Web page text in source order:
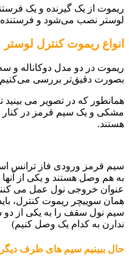
ریموت از یک گیرنده و یک
لوستر نصب می‌شود و
انواع ریموت کنترل لوستر
ریموت در دو مدل دوکاناله و سه
بصورت دقیق‌تر بررسی
همانطور که در تصویر می
مشکی و یک سیم قرمز در
هستند.
سیم قرمز ورودی فاز ترانس
به هم وصل هستند و یکی از
عنوان خروجی نول عمل می
همان سوییچر ریموت کنترل،
سیم نول سقف را به یکی از
ندارن به کدام یک وصل کنیم)
حال ببینیم سیم های طرف